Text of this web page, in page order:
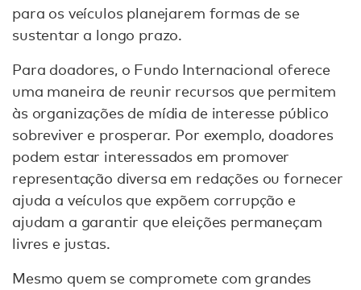
para os veículos planejarem formas de se
sustentar a longo prazo.
Para doadores, o Fundo Internacional oferece
uma maneira de reunir recursos que permitem
às organizações de mídia de interesse público
sobreviver e prosperar. Por exemplo, doadores
podem estar interessados em promover
representação diversa em redações ou fornecer
ajuda a veículos que expõem corrupção e
ajudam a garantir que eleições permaneçam
livres e justas.
Mesmo quem se compromete com grandes